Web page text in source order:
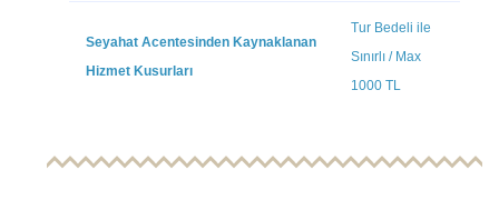
Seyahat Acentesinden Kaynaklanan
Hizmet Kusurları
Tur Bedeli ile
Sınırlı / Max
1000 TL